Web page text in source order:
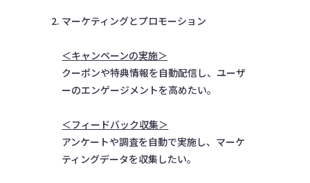
マーケティングとプロモーション
＜キャンペーンの実施＞
クーポンや特典情報を自動配信し、ユーザ
ーのエンゲージメントを高めたい。
＜フィードバック収集＞
アンケートや調査を自動で実施し、マーケ
ティングデータを収集したい。